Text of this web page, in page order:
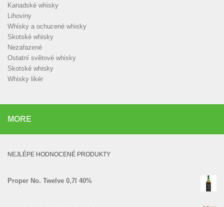
Kanadské whisky
Lihoviny
Whisky a ochucené whisky
Skotské whisky
Nezařazené
Ostatní světové whisky
Skotské whisky
Whisky likér
MORE
NEJLÉPE HODNOCENÉ PRODUKTY
Proper No. Twelve 0,7l 40%